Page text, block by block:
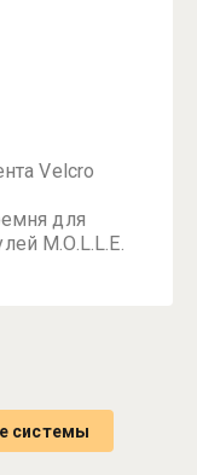
Velcro
для
M.O.L.L.E.
системы